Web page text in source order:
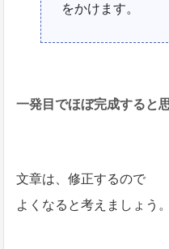
をかけます。
一発目でほぼ完成すると
文章は、修正するので
よくなると考えましょう。